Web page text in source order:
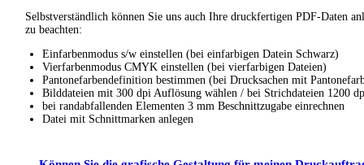
Selbstverständlich können Sie uns auch Ihre druckfertigen PDF-Daten
zu beachten:
Einfarbenmodus s/w einstellen (bei einfarbigen Datein Schwarz)
Vierfarbenmodus CMYK einstellen (bei vierfarbigen Dateien)
Pantonefarbendefinition bestimmen (bei Drucksachen mit
Bilddateien mit 300 dpi Auflösung wählen / bei Strichdateien 1200
bei randabfallenden Elementen 3 mm Beschnittzugabe einrechnen
Datei mit Schnittmarken anlegen